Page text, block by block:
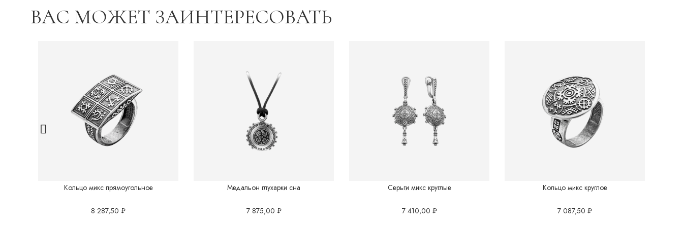
Восток.Китай
ВАС МОЖЕТ ЗАИНТЕРЕСОВАТЬ
Кольцо микс прямоугольное
8 287,50 ₽
Медальон глухарки сна
7 875,00 ₽
Серьги микс круглые
7 410,00 ₽
Кольцо микс круглое
7 087,50 ₽